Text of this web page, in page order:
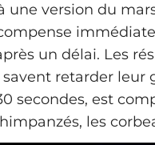
une version du
un délai. Les
retarder leur
secondes, est
les